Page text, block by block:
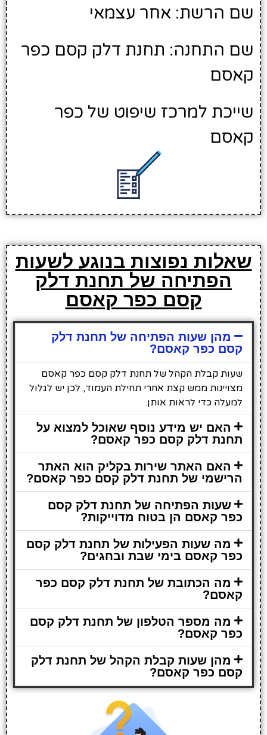
שם הרשת: אחר עצמאי
שם התחנה: תחנת דלק קסם כפר
קאסם
שייכת למרכז שיפוט של כפר
קאסם
שאלות נפוצות בנוגע לשעות
הפתיחה של תחנת דלק
קסם כפר קאסם
מהן שעות הפתיחה של תחנת דלק
קסם כפר קאסם?
שעות קבלת הקהל של תחנת דלק קסם כפר קאסם
מצויינות ממש קצת אחרי תחילת העמוד, לכן יש לגלול
למעלה כדי לראות אותן.
האם יש מידע נוסף שאוכל למצוא על
תחנת דלק קסם כפר קאסם?
האם האתר שירות בקליק הוא האתר
הרישמי של תחנת דלק קסם כפר קאסם?
שעות הפתיחה של תחנת דלק קסם
כפר קאסם הן בטוח מדוייקות?
מה שעות הפעילות של תחנת דלק קסם
כפר קאסם בימי שבת ובחגים?
מה הכתובת של תחנת דלק קסם כפר
קאסם?
מה מספר הטלפון של תחנת דלק קסם
כפר קאסם?
מהן שעות קבלת הקהל של תחנת דלק
קסם כפר קאסם?